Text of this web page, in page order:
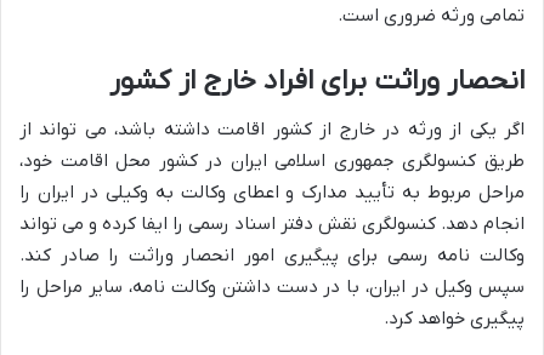
تمامی ورثه ضروری است.
انحصار وراثت برای افراد خارج از کشور
اگر یکی از ورثه در خارج از کشور اقامت داشته باشد، می تواند از
طریق کنسولگری جمهوری اسلامی ایران در کشور محل اقامت خود،
مراحل مربوط به تأیید مدارک و اعطای وکالت به وکیلی در ایران را
انجام دهد. کنسولگری نقش دفتر اسناد رسمی را ایفا کرده و می تواند
وکالت نامه رسمی برای پیگیری امور انحصار وراثت را صادر کند.
سپس وکیل در ایران، با در دست داشتن وکالت نامه، سایر مراحل را
پیگیری خواهد کرد.